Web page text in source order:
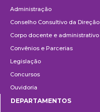
Administração
Conselho Consultivo da Direção
Corpo docente e administrativo
Convênios e Parcerias
Legislação
Concursos
Ouvidoria
DEPARTAMENTOS